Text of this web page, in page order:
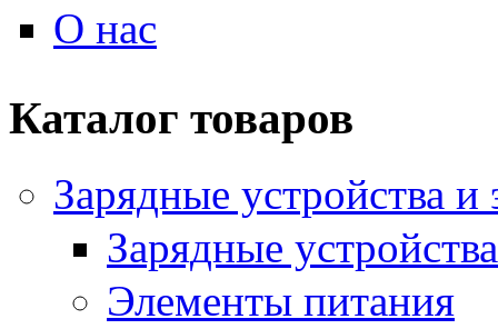
О нас
Каталог товаров
Зарядные устройства
Зарядные устройства
Элементы питания